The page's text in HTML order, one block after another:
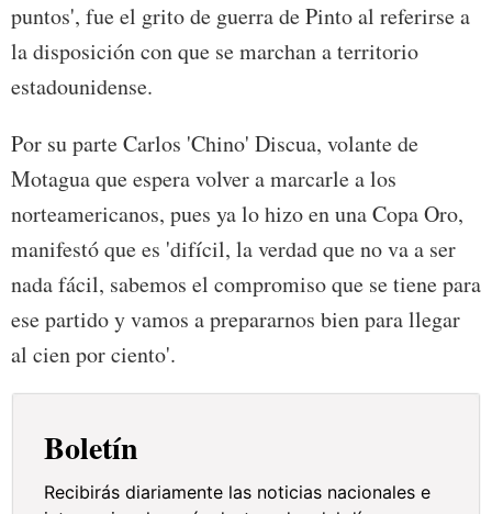
puntos', fue el grito de guerra de Pinto al referirse a
la disposición con que se marchan a territorio
estadounidense.
Por su parte Carlos 'Chino' Discua, volante de
Motagua que espera volver a marcarle a los
norteamericanos, pues ya lo hizo en una Copa Oro,
manifestó que es 'difícil, la verdad que no va a ser
nada fácil, sabemos el compromiso que se tiene para
ese partido y vamos a prepararnos bien para llegar
al cien por ciento'.
Boletín
Recibirás diariamente las noticias nacionales e